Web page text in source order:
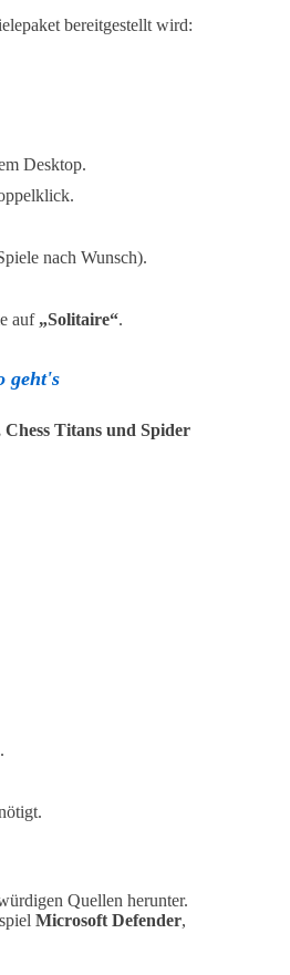
bereitgestellt wird:
Desktop.
nach Wunsch).
auf „Solitaire“.
geht's
Titans und Spider
Quellen herunter.
Microsoft Defender,